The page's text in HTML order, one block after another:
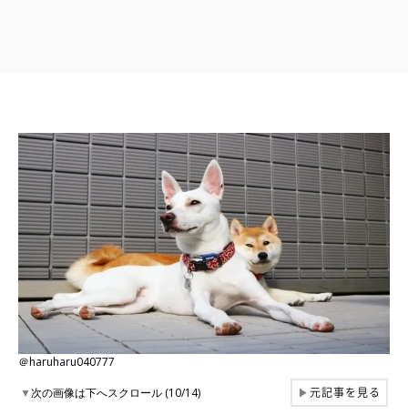
＠haruharu040777
▼次の画像は下へスクロール (10/14) ▶元記事を見る